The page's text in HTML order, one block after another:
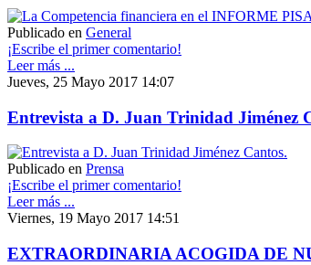
Publicado en General
¡Escribe el primer comentario!
Leer más ...
Jueves, 25 Mayo 2017 14:07
Entrevista a D. Juan Trinidad Jiménez
Publicado en Prensa
¡Escribe el primer comentario!
Leer más ...
Viernes, 19 Mayo 2017 14:51
EXTRAORDINARIA ACOGIDA DE